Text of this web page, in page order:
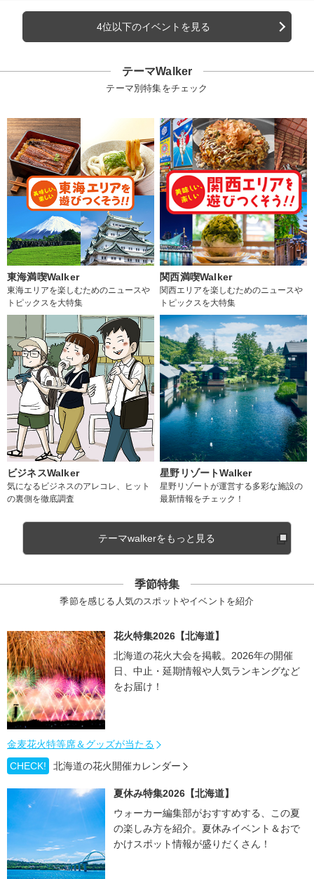
4位以下のイベントを見る
テーマWalker
テーマ別特集をチェック
東海満喫Walker
東海エリアを楽しむためのニュースや
トピックスを大特集
関西満喫Walker
関西エリアを楽しむためのニュースや
トピックスを大特集
ビジネスWalker
気になるビジネスのアレコレ、ヒット
の裏側を徹底調査
星野リゾートWalker
星野リゾートが運営する多彩な施設の
最新情報をチェック！
テーマwalkerをもっと見る
季節特集
季節を感じる人気のスポットやイベントを紹介
花火特集2026【北海道】
北海道の花火大会を掲載。2026年の開催
日、中止・延期情報や人気ランキングなど
をお届け！
金麦花火特等席＆グッズが当たる
CHECK!
北海道の花火開催カレンダー
夏休み特集2026【北海道】
ウォーカー編集部がおすすめする、この夏
の楽しみ方を紹介。夏休みイベント＆おで
かけスポット情報が盛りだくさん！